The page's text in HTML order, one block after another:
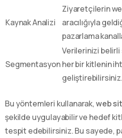
Kaynak Analizi
Ziyaretçilerin
aracılığıyla
pazarlama
Segmentasyon
Verilerinizi belirli
her bir kitlenin
geliştirebilirsiniz.
Bu yöntemleri kullanarak,web
şekilde uygulayabilir ve hedef
tespit edebilirsiniz. Bu sayede,